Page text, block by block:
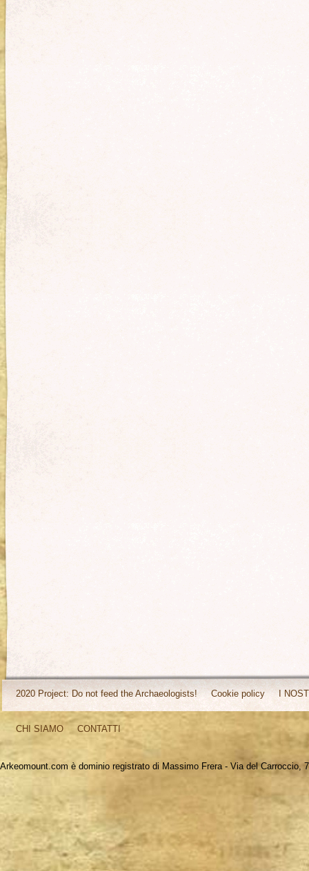
2020 Project: Do not feed the Archaeologists! Cookie policy I
CHI SIAMO CONTATTI
Arkeomount.com è dominio registrato di Massimo Frera - Via del